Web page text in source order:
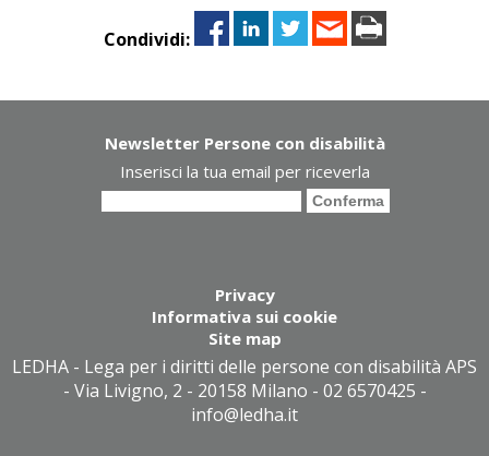
Condividi:
Newsletter Persone con disabilità
Inserisci la tua email per riceverla
Privacy
Informativa sui cookie
Site map
LEDHA - Lega per i diritti delle persone con disabilità APS
- Via Livigno, 2 - 20158 Milano - 02 6570425 -
info@ledha.it